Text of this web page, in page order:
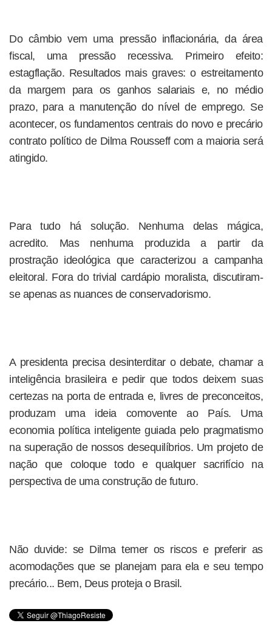
Do câmbio vem uma pressão inflacionária, da área
fiscal, uma pressão recessiva. Primeiro efeito:
estagflação. Resultados mais graves: o estreitamento
da margem para os ganhos salariais e, no médio
prazo, para a manutenção do nível de emprego. Se
acontecer, os fundamentos centrais do novo e precário
contrato político de Dilma Rousseff com a maioria será
atingido.
Para tudo há solução. Nenhuma delas mágica,
acredito. Mas nenhuma produzida a partir da
prostração ideológica que caracterizou a campanha
eleitoral. Fora do trivial cardápio moralista, discutiram-
se apenas as nuances de conservadorismo.
A presidenta precisa desinterditar o debate, chamar a
inteligência brasileira e pedir que todos deixem suas
certezas na porta de entrada e, livres de preconceitos,
produzam uma ideia comovente ao País. Uma
economia política inteligente guiada pelo pragmatismo
na superação de nossos desequilíbrios. Um projeto de
nação que coloque todo e qualquer sacrifício na
perspectiva de uma construção de futuro.
Não duvide: se Dilma temer os riscos e preferir as
acomodações que se planejam para ela e seu tempo
precário... Bem, Deus proteja o Brasil.